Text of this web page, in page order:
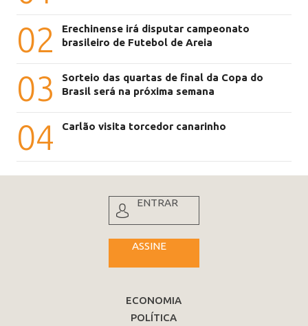
02
Erechinense irá disputar campeonato
brasileiro de Futebol de Areia
03
Sorteio das quartas de final da Copa do
Brasil será na próxima semana
04 Carlão visita torcedor canarinho
ENTRAR
ASSINE
ECONOMIA
POLÍTICA